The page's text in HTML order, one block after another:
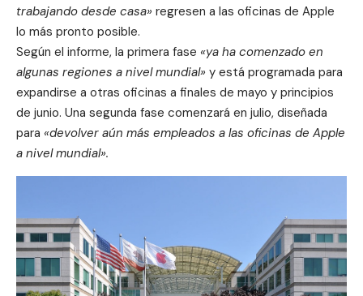
trabajando desde casa» regresen a las oficinas de Apple
lo más pronto posible.
Según el informe, la primera fase «ya ha comenzado en
algunas regiones a nivel mundial» y está programada para
expandirse a otras oficinas a finales de mayo y principios
de junio. Una segunda fase comenzará en julio, diseñada
para «devolver aún más empleados a las oficinas de Apple
a nivel mundial».